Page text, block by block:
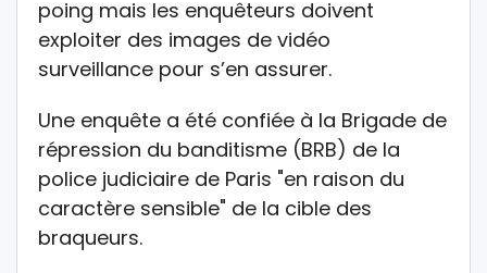
poing mais les enquêteurs doivent
exploiter des images de vidéo
surveillance pour s’en assurer.
Une enquête a été confiée à la Brigade de
répression du banditisme (BRB) de la
police judiciaire de Paris "en raison du
caractère sensible" de la cible des
braqueurs.